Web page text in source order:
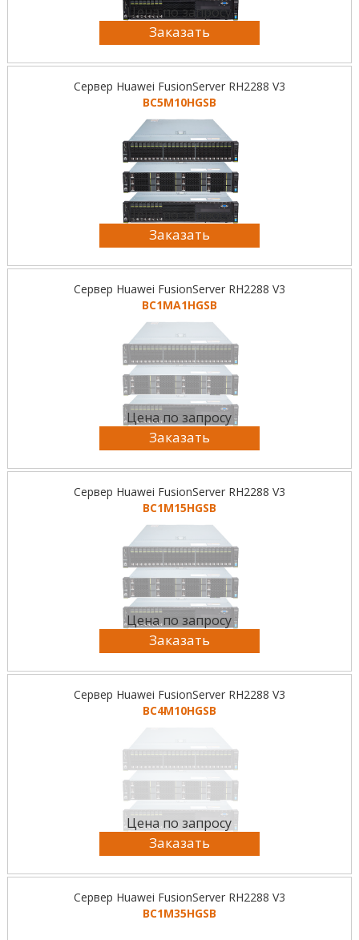
Цена по запросу
Заказать
Сервер Huawei FusionServer RH2288 V3
BC5M10HGSB
Цена по запросу
Заказать
Сервер Huawei FusionServer RH2288 V3
BC1MA1HGSB
Цена по запросу
Заказать
Сервер Huawei FusionServer RH2288 V3
BC1M15HGSB
Цена по запросу
Заказать
Сервер Huawei FusionServer RH2288 V3
BC4M10HGSB
Цена по запросу
Заказать
Сервер Huawei FusionServer RH2288 V3
BC1M35HGSB